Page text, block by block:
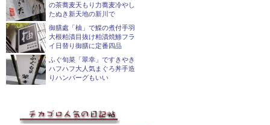
の茶蕎麦天もり力蕎麦冷やし
たぬき新天地の新川で
御膳處「柚」で鰈の煮付手羽
大根粕漬目抜け粕漬焼鯵フラ
イ日替り御膳に定番四品
ふぐ旬菜「翠幸」ですきやき
ハフハフ大人気まぐろ丼手造
りハンバーグもいい